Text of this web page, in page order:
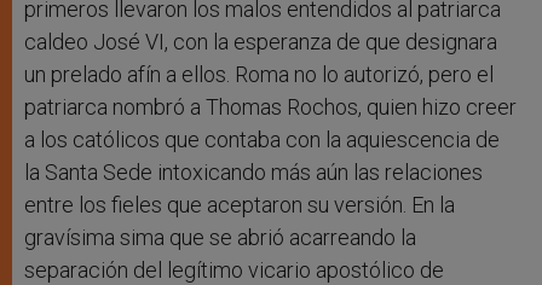
primeros llevaron los malos entendidos al patriarca
caldeo José VI, con la esperanza de que designara
un prelado afín a ellos. Roma no lo autorizó, pero el
patriarca nombró a Thomas Rochos, quien hizo creer
a los católicos que contaba con la aquiescencia de
la Santa Sede intoxicando más aún las relaciones
entre los fieles que aceptaron su versión. En la
gravísima sima que se abrió acarreando la
separación del legítimo vicario apostólico de